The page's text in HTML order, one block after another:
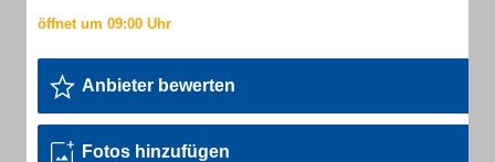
Anbieter bewerten
Fotos hinzufügen